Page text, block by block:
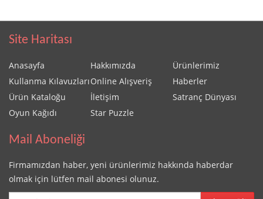
Site Haritası
Anasayfa Hakkımızda
Ürünlerimiz
Kullanma KılavuzlarıOnline Alışveriş
Haberler
Ürün Kataloğu
İletişim
Satranç Dünyası
Oyun Kağıdı
Star Puzzle
Mail Aboneliği
Firmamızdan haber, yeni ürünlerimiz hakkında haberdar
olmak için lütfen mail abonesi olunuz.